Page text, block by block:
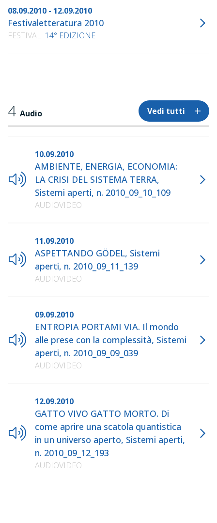
08.09.2010 - 12.09.2010
Festivaletteratura 2010
FESTIVAL 14° EDIZIONE
4 Audio Vedi tutti
10.09.2010
AMBIENTE, ENERGIA, ECONOMIA:
LA CRISI DEL SISTEMA TERRA,
Sistemi aperti, n. 2010_09_10_109
AUDIOVIDEO
11.09.2010
ASPETTANDO GÖDEL, Sistemi
aperti, n. 2010_09_11_139
AUDIOVIDEO
09.09.2010
ENTROPIA PORTAMI VIA. Il mondo
alle prese con la complessità, Sistemi
aperti, n. 2010_09_09_039
AUDIOVIDEO
12.09.2010
GATTO VIVO GATTO MORTO. Di
come aprire una scatola quantistica
in un universo aperto, Sistemi aperti,
n. 2010_09_12_193
AUDIOVIDEO